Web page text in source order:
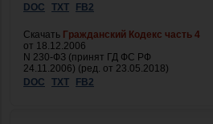
DOC
TXT FB2
Скачать Гражданский Кодекс часть 4
от 18.12.2006
N 230-ФЗ (принят ГД ФС РФ
24.11.2006) (ред. от 23.05.2018)
DOC
TXT FB2